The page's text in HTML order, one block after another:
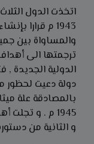
اتخذت الدول
1943 م قرارا
والمساواة بين
ترجمتها الى
الدولية
دولة دعيت
1945 م . و
و الثانية من دستورها